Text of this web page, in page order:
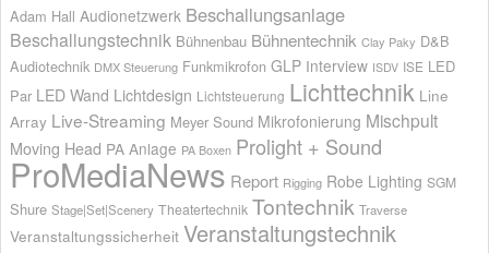
Adam Hall Audionetzwerk Beschallungsanlage
Beschallungstechnik Bühnenbau Bühnentechnik Clay Paky D&B
Audiotechnik DMX Steuerung Funkmikrofon GLP Interview ISDV ISE LED
Par LED Wand Lichtdesign Lichtsteuerung Lichttechnik Line
Array Live-Streaming Meyer Sound Mikrofonierung Mischpult
Moving Head PA Anlage PA Boxen Prolight + Sound
ProMediaNews Report Rigging Robe Lighting SGM
Shure Stage|Set|Scenery Theatertechnik Tontechnik Traverse
Veranstaltungssicherheit Veranstaltungstechnik